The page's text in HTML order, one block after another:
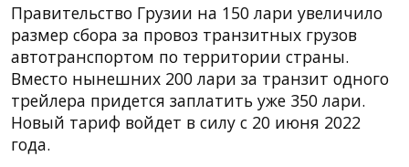
Правительство Грузии на 150 лари увеличило
размер сбора за провоз транзитных грузов
автотранспортом по территории страны.
Вместо нынешних 200 лари за транзит одного
трейлера придется заплатить уже 350 лари.
Новый тариф войдет в силу с 20 июня 2022
года.